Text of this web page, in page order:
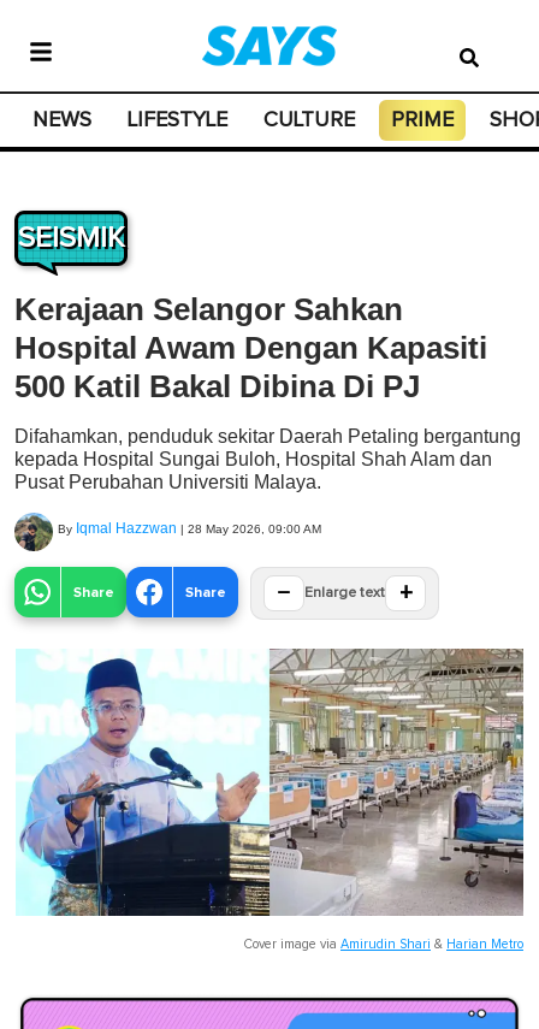
NEWS LIFESTYLE CULTURE PRIME
SEISMIK
Kerajaan Selangor Sahkan
Hospital Awam Dengan Kapasiti
500 Katil Bakal Dibina Di PJ
Difahamkan, penduduk sekitar Daerah Petaling bergantung
kepada Hospital Sungai Buloh, Hospital Shah Alam dan
Pusat Perubahan Universiti Malaya.
By Iqmal Hazzwan | 28 May 2026, 09:00 AM
Share Share − Enlarge text +
Cover image via Amirudin Shari & Harian Metro